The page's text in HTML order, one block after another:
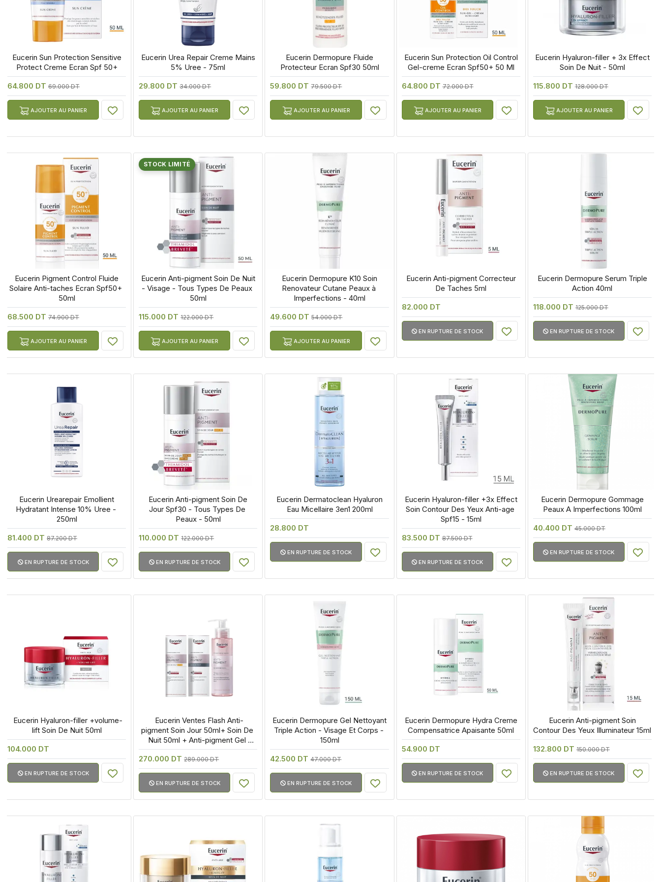
Eucerin Sun Protection Sensitive
Protect Creme Ecran Spf 50+
64.800 DT69.000 DT
AJOUTER AU PANIER
Eucerin Urea Repair Creme Mains
5% Uree - 75ml
29.800 DT34.000 DT
AJOUTER AU PANIER
Eucerin Dermopure Fluide
Protecteur Ecran Spf30 50ml
59.800 DT79.500 DT
AJOUTER AU PANIER
Eucerin Sun Protection Oil Control
Gel-creme Ecran Spf50+ 50 Ml
64.800 DT72.000 DT
AJOUTER AU PANIER
Eucerin Hyaluron-filler + 3x Effect
Soin De Nuit - 50ml
115.800 DT128.000 DT
AJOUTER AU PANIER
Eucerin Pigment Control Fluide
Solaire Anti-taches Ecran Spf50+
50ml
68.500 DT74.900 DT
AJOUTER AU PANIER
STOCK LIMITÉ
Eucerin Anti-pigment Soin De Nuit
- Visage - Tous Types De Peaux
50ml
115.000 DT122.000 DT
AJOUTER AU PANIER
Eucerin Dermopure K10 Soin
Renovateur Cutane Peaux à
Imperfections - 40ml
49.600 DT54.000 DT
AJOUTER AU PANIER
Eucerin Anti-pigment Correcteur
De Taches 5ml
82.000 DT
EN RUPTURE DE STOCK
Eucerin Dermopure Serum Triple
Action 40ml
118.000 DT125.000 DT
EN RUPTURE DE STOCK
Eucerin Urearepair Emollient
Hydratant Intense 10% Uree -
250ml
81.400 DT87.200 DT
EN RUPTURE DE STOCK
Eucerin Anti-pigment Soin De
Jour Spf30 - Tous Types De
Peaux - 50ml
110.000 DT122.000 DT
EN RUPTURE DE STOCK
Eucerin Dermatoclean Hyaluron
Eau Micellaire 3en1 200ml
28.800 DT
EN RUPTURE DE STOCK
Eucerin Hyaluron-filler +3x Effect
Soin Contour Des Yeux Anti-age
Spf15 - 15ml
83.500 DT87.500 DT
EN RUPTURE DE STOCK
Eucerin Dermopure Gommage
Peaux A Imperfections 100ml
40.400 DT45.000 DT
EN RUPTURE DE STOCK
Eucerin Hyaluron-filler +volume-
lift Soin De Nuit 50ml
104.000 DT
EN RUPTURE DE STOCK
Eucerin Ventes Flash Anti-
pigment Soin Jour 50ml+ Soin De
Nuit 50ml + Anti-pigment Gel
Nettoyant 200ml
270.000 DT289.000 DT
EN RUPTURE DE STOCK
Eucerin Dermopure Gel Nettoyant
Triple Action - Visage Et Corps -
150ml
42.500 DT47.000 DT
EN RUPTURE DE STOCK
Eucerin Dermopure Hydra Creme
Compensatrice Apaisante 50ml
54.900 DT
EN RUPTURE DE STOCK
Eucerin Anti-pigment Soin
Contour Des Yeux Illuminateur 15ml
132.800 DT150.000 DT
EN RUPTURE DE STOCK